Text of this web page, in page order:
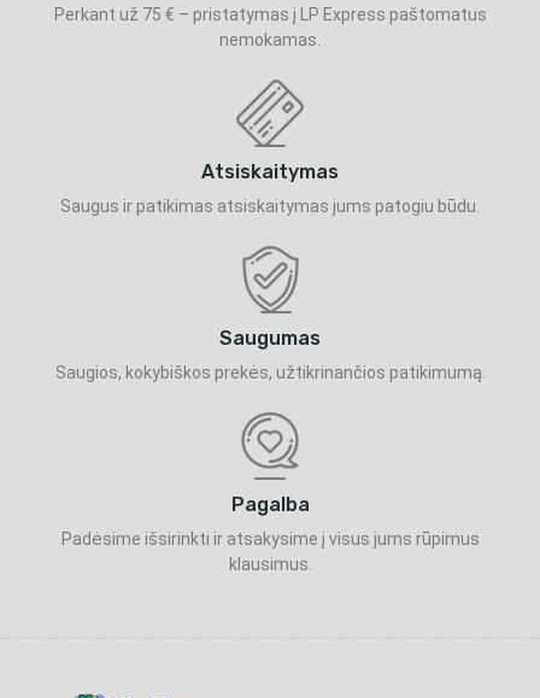
Perkant už 75 € – pristatymas į LP Express paštomatus
nemokamas.
Atsiskaitymas
Saugus ir patikimas atsiskaitymas jums patogiu būdu.
Saugumas
Saugios, kokybiškos prekės, užtikrinančios patikimumą.
Pagalba
Padėsime išsirinkti ir atsakysime į visus jums rūpimus
klausimus.